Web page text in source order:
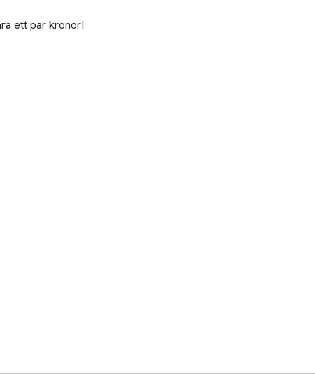
ett par kronor!